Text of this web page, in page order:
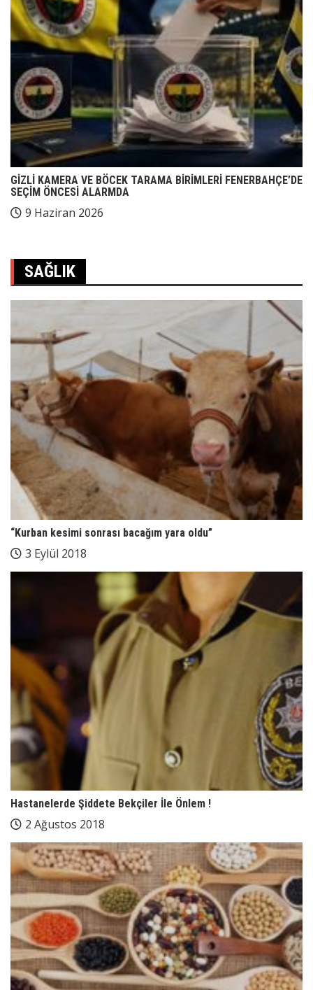
GİZLİ KAMERA VE BÖCEK TARAMA BİRİMLERİ FENERBAHÇE’DE
SEÇİM ÖNCESİ ALARMDA
9 Haziran 2026
SAĞLIK
“Kurban kesimi sonrası bacağım yara oldu”
3 Eylül 2018
Hastanelerde Şiddete Bekçiler İle Önlem !
2 Ağustos 2018